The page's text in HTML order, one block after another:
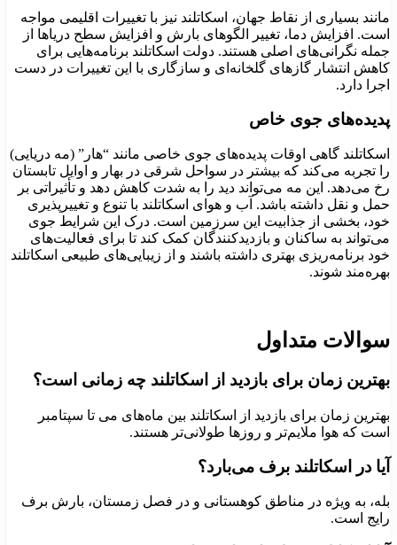
بسیاری از نقاط جهان، اسکاتلند نیز با تغییرات اقلیمی مواجه
افزایش دما، تغییر الگوهای بارش و افزایش سطح دریاها از
نگرانی‌های اصلی هستند. دولت اسکاتلند برنامه‌هایی برای
انتشار گازهای گلخانه‌ای و سازگاری با این تغییرات در دست
دارد.
جوی خاص
گاهی اوقات پدیده‌های جوی خاصی مانند “هار” (مه دریایی)
تجربه می‌کند که بیشتر در سواحل شرقی در بهار و اوایل تابستان
می‌دهد. این مه می‌تواند دید را به شدت کاهش دهد و تأثیراتی بر
و نقل داشته باشد. آب و هوای اسکاتلند با تنوع و تغییرپذیری
بخشی از جذابیت این سرزمین است. درک این شرایط جوی
به ساکنان و بازدیدکنندگان کمک کند تا برای فعالیت‌های
برنامه‌ریزی بهتری داشته باشند و از زیبایی‌های طبیعی اسکاتلند
شوند.
متداول
زمان برای بازدید از اسکاتلند چه زمانی است؟
زمان برای بازدید از اسکاتلند بین ماه‌های می تا سپتامبر
که هوا ملایم‌تر و روزها طولانی‌تر هستند.
در اسکاتلند برف می‌بارد؟
به ویژه در مناطق کوهستانی و در فصل زمستان، بارش برف
است.